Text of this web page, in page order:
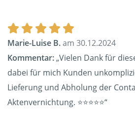
Marie-Luise B.am 30.12.2024
Kommentar:„Vielen Dank für
dabei für mich Kunden
Lieferung und Abholung der
Aktenvernichtung. ⭐️⭐️⭐️⭐️⭐️“